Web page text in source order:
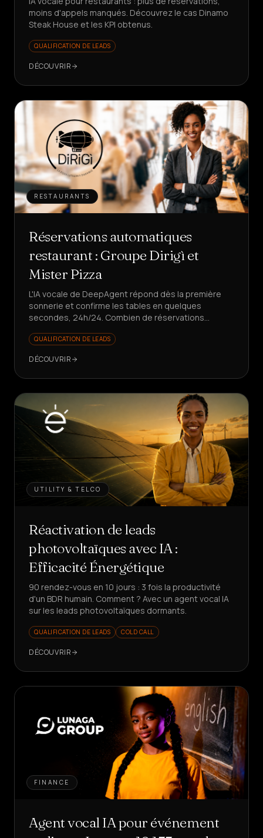
moins d'appels manqués. Découvrez le cas Dinamo
Steak House et les KPI obtenus.
QUALIFICATION DE LEADS
DÉCOUVRIR
RESTAURANTS
Réservations automatiques
restaurant : Groupe Dirigì et
Mister Pizza
L'IA vocale de DeepAgent répond dès la première
sonnerie et confirme les tables en quelques
secondes, 24h/24. Combien de réservations
QUALIFICATION DE LEADS
DÉCOUVRIR
UTILITY & TELCO
Réactivation de leads
photovoltaïques avec IA :
Efficacité Énergétique
90 rendez-vous en 10 jours : 3 fois la productivité
d'un BDR humain. Comment ? Avec un agent vocal IA
sur les leads photovoltaïques dormants.
QUALIFICATION DE LEADS COLD CALL
DÉCOUVRIR
FINANCE
Agent vocal IA pour événement